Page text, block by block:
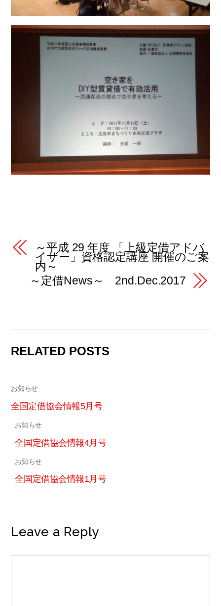
～平成 29 年度 「上級定借アドバ
イザー」資格認定講座 開催のご案
内～
～定借News～ 2nd.Dec.2017
RELATED POSTS
お知らせ
全国定借協会情報5月号
お知らせ
全国定借協会情報4月号
お知らせ
全国定借協会情報1月号
Leave a Reply